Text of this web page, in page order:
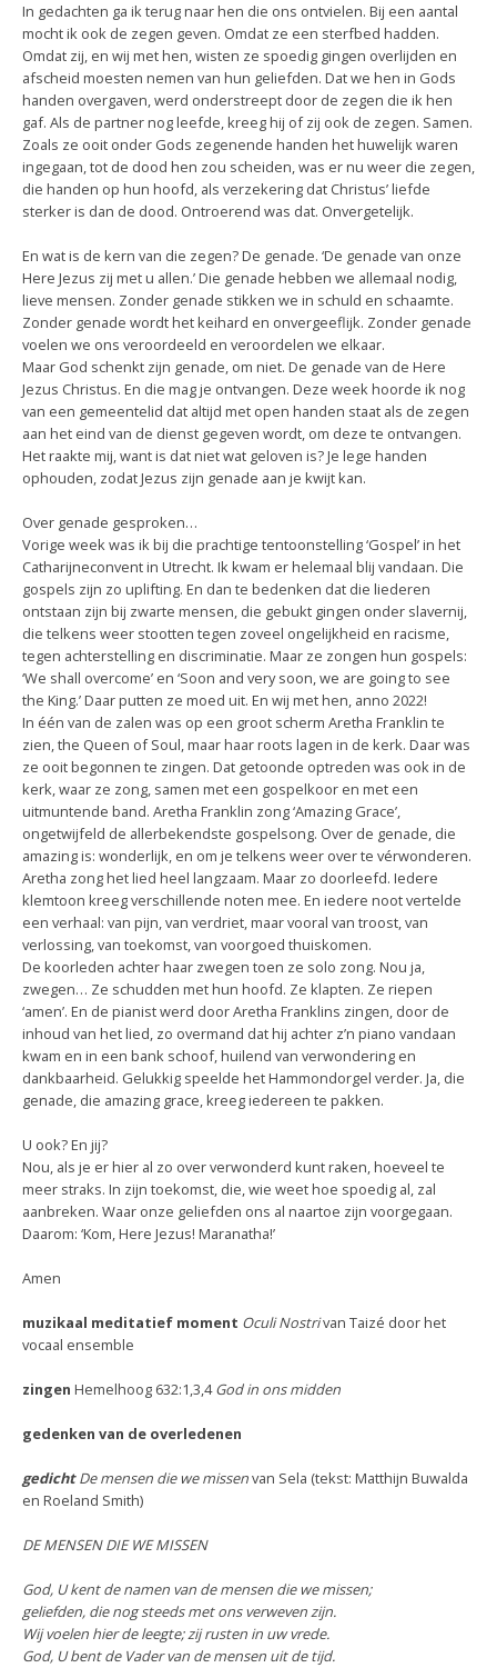
In gedachten ga ik terug naar hen die ons ontvielen. Bij een aantal
mocht ik ook de zegen geven. Omdat ze een sterfbed hadden.
Omdat zij, en wij met hen, wisten ze spoedig gingen overlijden en
afscheid moesten nemen van hun geliefden. Dat we hen in Gods
handen overgaven, werd onderstreept door de zegen die ik hen
gaf. Als de partner nog leefde, kreeg hij of zij ook de zegen. Samen.
Zoals ze ooit onder Gods zegenende handen het huwelijk waren
ingegaan, tot de dood hen zou scheiden, was er nu weer die zegen,
die handen op hun hoofd, als verzekering dat Christus’ liefde
sterker is dan de dood. Ontroerend was dat. Onvergetelijk.
En wat is de kern van die zegen? De genade. ‘De genade van onze
Here Jezus zij met u allen.’ Die genade hebben we allemaal nodig,
lieve mensen. Zonder genade stikken we in schuld en schaamte.
Zonder genade wordt het keihard en onvergeeflijk. Zonder genade
voelen we ons veroordeeld en veroordelen we elkaar.
Maar God schenkt zijn genade, om niet. De genade van de Here
Jezus Christus. En die mag je ontvangen. Deze week hoorde ik nog
van een gemeentelid dat altijd met open handen staat als de zegen
aan het eind van de dienst gegeven wordt, om deze te ontvangen.
Het raakte mij, want is dat niet wat geloven is? Je lege handen
ophouden, zodat Jezus zijn genade aan je kwijt kan.
Over genade gesproken…
Vorige week was ik bij die prachtige tentoonstelling ‘Gospel’ in het
Catharijneconvent in Utrecht. Ik kwam er helemaal blij vandaan. Die
gospels zijn zo uplifting. En dan te bedenken dat die liederen
ontstaan zijn bij zwarte mensen, die gebukt gingen onder slavernij,
die telkens weer stootten tegen zoveel ongelijkheid en racisme,
tegen achterstelling en discriminatie. Maar ze zongen hun gospels:
‘We shall overcome’ en ‘Soon and very soon, we are going to see
the King.’ Daar putten ze moed uit. En wij met hen, anno 2022!
In één van de zalen was op een groot scherm Aretha Franklin te
zien, the Queen of Soul, maar haar roots lagen in de kerk. Daar was
ze ooit begonnen te zingen. Dat getoonde optreden was ook in de
kerk, waar ze zong, samen met een gospelkoor en met een
uitmuntende band. Aretha Franklin zong ‘Amazing Grace’,
ongetwijfeld de allerbekendste gospelsong. Over de genade, die
amazing is: wonderlijk, en om je telkens weer over te vérwonderen.
Aretha zong het lied heel langzaam. Maar zo doorleefd. Iedere
klemtoon kreeg verschillende noten mee. En iedere noot vertelde
een verhaal: van pijn, van verdriet, maar vooral van troost, van
verlossing, van toekomst, van voorgoed thuiskomen.
De koorleden achter haar zwegen toen ze solo zong. Nou ja,
zwegen… Ze schudden met hun hoofd. Ze klapten. Ze riepen
‘amen’. En de pianist werd door Aretha Franklins zingen, door de
inhoud van het lied, zo overmand dat hij achter z’n piano vandaan
kwam en in een bank schoof, huilend van verwondering en
dankbaarheid. Gelukkig speelde het Hammondorgel verder. Ja, die
genade, die amazing grace, kreeg iedereen te pakken.
U ook? En jij?
Nou, als je er hier al zo over verwonderd kunt raken, hoeveel te
meer straks. In zijn toekomst, die, wie weet hoe spoedig al, zal
aanbreken. Waar onze geliefden ons al naartoe zijn voorgegaan.
Daarom: ‘Kom, Here Jezus! Maranatha!’
Amen
muzikaal meditatief moment Oculi Nostrivan Taizé door het
vocaal ensemble
zingen Hemelhoog 632:1,3,4God in ons midden
gedenken van de overledenen
gedichtDe mensen die we missenvan Sela (tekst: Matthijn Buwalda
en Roeland Smith)
DE MENSEN DIE WE MISSEN
God, U kent de namen van de mensen die we missen;
geliefden, die nog steeds met ons verweven zijn.
Wij voelen hier de leegte; zij rusten in uw vrede.
God, U bent de Vader van de mensen uit de tijd.